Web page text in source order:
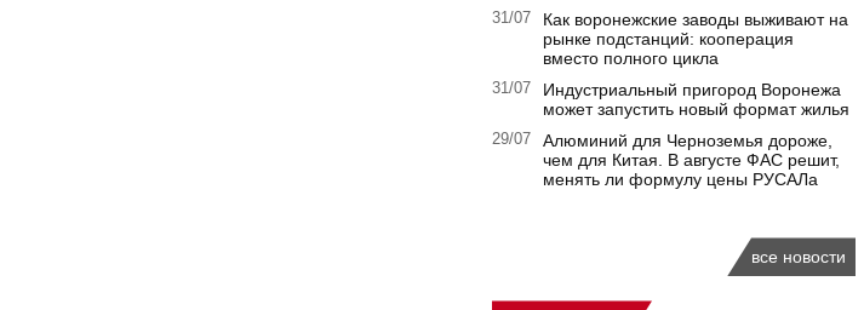
31/07
Как воронежские заводы выживают на
рынке подстанций: кооперация
вместо полного цикла
31/07
Индустриальный пригород Воронежа
может запустить новый формат жилья
29/07
Алюминий для Черноземья дороже,
чем для Китая. В августе ФАС решит,
менять ли формулу цены РУСАЛа
все новости